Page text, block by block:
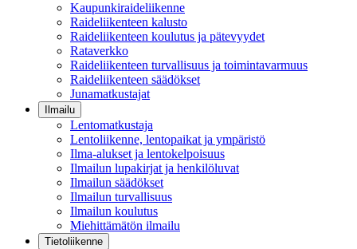
Kaupunkiraideliikenne
Raideliikenteen kalusto
Raideliikenteen koulutus ja pätevyydet
Rataverkko
Raideliikenteen turvallisuus ja toimintavarmuus
Raideliikenteen säädökset
Junamatkustajat
Ilmailu
Lentomatkustaja
Lentoliikenne, lentopaikat ja ympäristö
Ilma-alukset ja lentokelpoisuus
Ilmailun lupakirjat ja henkilöluvat
Ilmailun säädökset
Ilmailun turvallisuus
Ilmailun koulutus
Miehittämätön ilmailu
Tietoliikenne